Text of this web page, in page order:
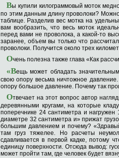
Вы купили килограммовый моток
по этим данным длину проволоки?
таблице. Разделив вес мотка на
вам вообразить, что весь моток
перед вами не проволока, а какой-то
заранее, объем вы только что
проволоки. Получится около трех
Очень полезна также глава «Как
«Вещь может обладать
свою опору весьма ничтожное
опору большое давление. Почему так
Отвечает на этот вопрос автор
деревянными кругами, на которые
поперечнике 24 сантиметра и
диаметре 32 сантиметра и» прижат
большим давлением и почему?
там груз тяжелее. Но расчеты
сдавливается в первой кадке, потому
единицу поверхности. Отсюда вывод:
может пройти там, где человек будет